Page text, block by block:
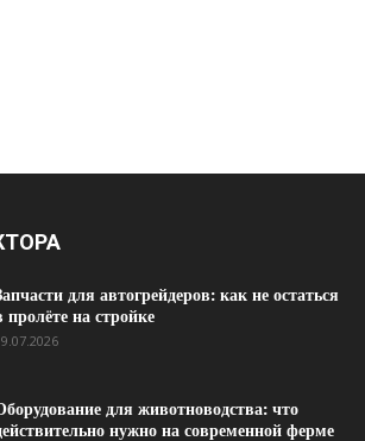
для автогрейдеров: как не остаться
пролёте на стройке
для животноводства: что
нужно на современной ферме